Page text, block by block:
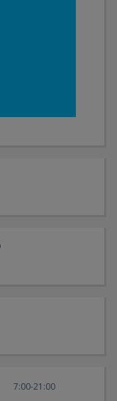
7:00-21:00